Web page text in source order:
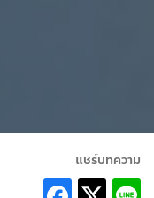
แชร์บทความ